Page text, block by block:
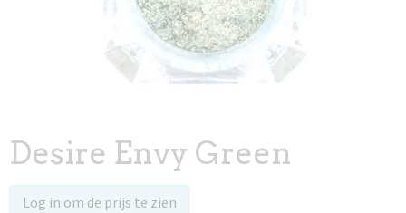
Desire Envy Green
Log in om de prijs te zien